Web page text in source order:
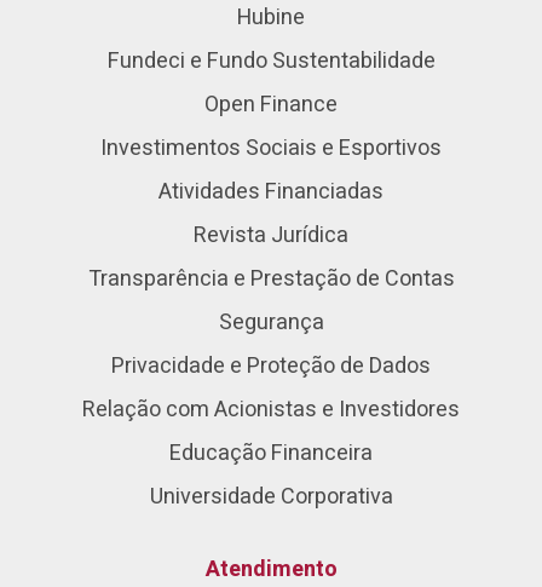
Hubine
Fundeci e Fundo Sustentabilidade
Open Finance
Investimentos Sociais e Esportivos
Atividades Financiadas
Revista Jurídica
Transparência e Prestação de Contas
Segurança
Privacidade e Proteção de Dados
Relação com Acionistas e Investidores
Educação Financeira
Universidade Corporativa
Atendimento